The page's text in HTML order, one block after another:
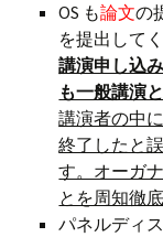
OS も論文の
を提出して
講演申し込
も一般講演
講演者の中
終了したと
す。オーガ
とを周知徹
パネルディ